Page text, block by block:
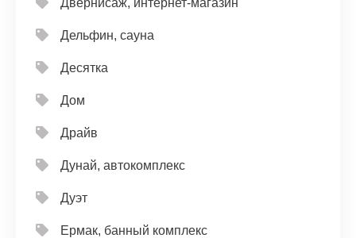
Двернисаж, интернет-магазин
Дельфин, сауна
Десятка
Дом
Драйв
Дунай, автокомплекс
Дуэт
Ермак, банный комплекс